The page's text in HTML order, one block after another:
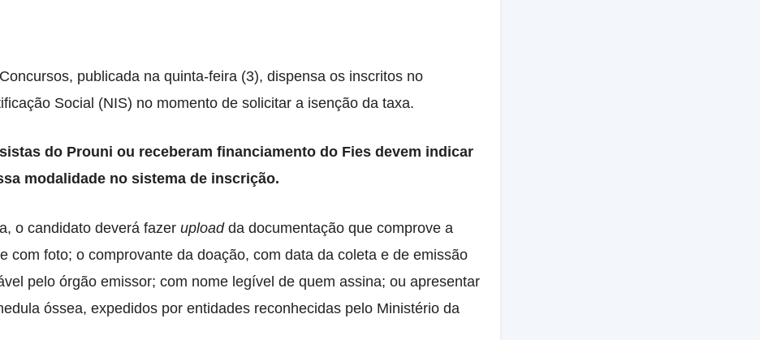
publicada na quinta-feira (3), dispensa os inscritos no
Social (NIS) no momento de solicitar a isenção da taxa.​​
do Prouni ou receberam financiamento do Fies devem indicar
modalidade no sistema de inscrição.
o candidato deverá fazer uploadda documentação que comprove a
com foto; o comprovante da doação, com data da coleta e de emissão
pelo órgão emissor; com nome legível de quem assina; ou apresentar
óssea, expedidos por entidades reconhecidas pelo Ministério da